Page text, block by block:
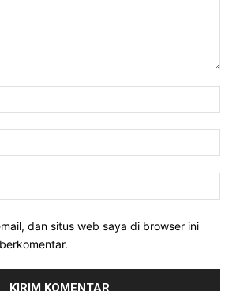
dan situs web saya di browser ini